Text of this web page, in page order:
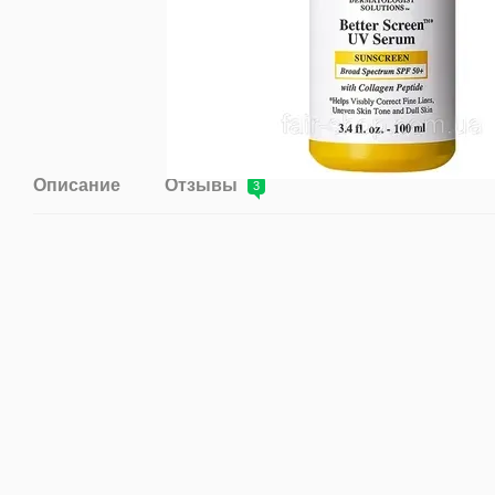
Описание Отзывы 3